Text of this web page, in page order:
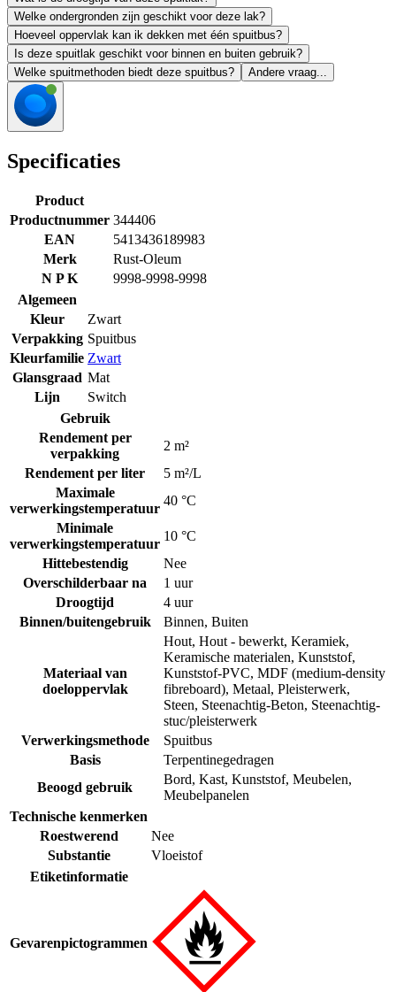
Welke ondergronden zijn geschikt voor deze lak?
Hoeveel oppervlak kan ik dekken met één spuitbus?
Is deze spuitlak geschikt voor binnen en buiten gebruik?
Welke spuitmethoden biedt deze spuitbus?
Andere vraag...
Specificaties
Product
Productnummer 344406
EAN
5413436189983
Merk
Rust-Oleum
N P K
9998-9998-9998
Algemeen
Kleur
Zwart
Verpakking Spuitbus
Kleurfamilie Zwart
Glansgraad Mat
Lijn
Switch
Gebruik
Rendement per
verpakking
2 m²
Rendement per liter
5 m²/L
Maximale
verwerkingstemperatuur
40 °C
Minimale
verwerkingstemperatuur
10 °C
Hittebestendig
Nee
Overschilderbaar na
1 uur
Droogtijd
4 uur
Binnen/buitengebruik
Binnen, Buiten
Materiaal van
doeloppervlak
Hout, Hout - bewerkt, Keramiek,
Keramische materialen, Kunststof,
Kunststof-PVC, MDF (medium-density
fibreboard), Metaal, Pleisterwerk,
Steen, Steenachtig-Beton, Steenachtig-
stuc/pleisterwerk
Verwerkingsmethode
Spuitbus
Basis
Terpentinegedragen
Beoogd gebruik
Bord, Kast, Kunststof, Meubelen,
Meubelpanelen
Technische kenmerken
Roestwerend
Nee
Substantie
Vloeistof
Etiketinformatie
Gevarenpictogrammen